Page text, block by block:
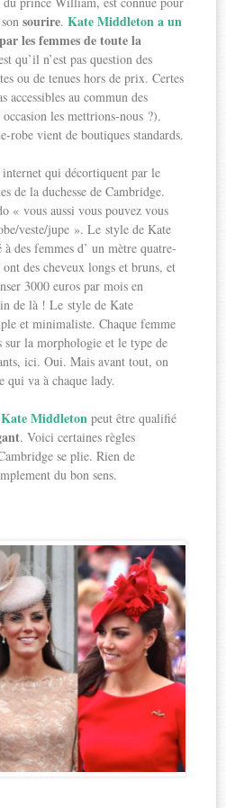
sonsourire.Kate Middleton a un
les femmes de toute la
qu’il n’est pas question des
ou de tenues hors de prix. Certes
accessibles au commun des
les mettrions-nous ?).
robe vient de boutiques standards.
qui décortiquent par le
de la duchesse de Cambridge.
« vous aussi vous pouvez vous
veste/jupe ». Le style de Kate
des femmes d’ un mètre quatre-
des cheveux longs et bruns, et
3000 euros par mois en
de là ! Le style de Kate
et minimaliste. Chaque femme
sur la morphologie et le type de
ici. Oui. Mais avant tout, on
qui va à chaque lady.
Middleton peut être qualifié
. Voici certaines règles
se plie. Rien de
du bon sens.